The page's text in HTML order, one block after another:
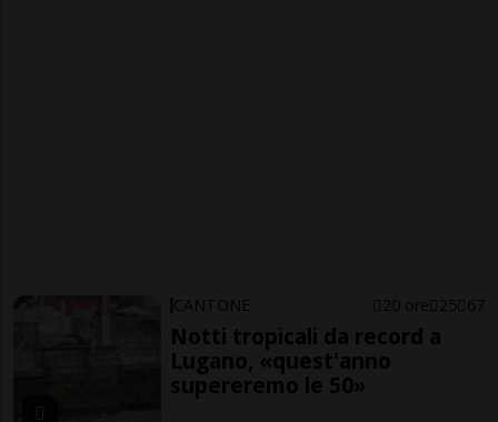
CANTONE 20 ore 25 67
Notti tropicali da record a
Lugano, «quest'anno
supereremo le 50»